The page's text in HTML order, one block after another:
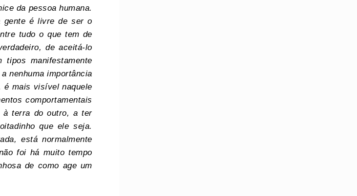
da pessoa humana.
gente é livre de ser o
tudo o que tem de
de aceitá-lo
manifestamente
nenhuma importância
é mais visível naquele
comportamentais
à terra do outro, a ter
que ele seja.
está normalmente
foi há muito tempo
de como age um